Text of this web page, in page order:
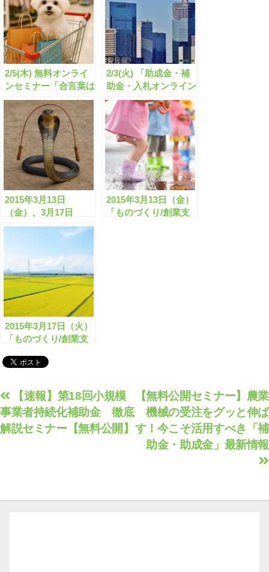
2/5(木) 無料オンライ
ンセミナー「合言葉は
助成金なう！」22分
放映始まる！
2/3(火) 「助成金・補
助金・入札オンライン
セミナー ～知らない
と損する【旬のクニモ
ノ】セミナー～」
2015年3月13日
（金）、3月17日
（火）、3月26日
（木）ものづくり/創
成金補助金セミナー
(東京会場/全国配信）
2015年3月13日（金）
「ものづくり/創業支
2015年3月17日（火）
「ものづくり/創業支
補助金セミナー」
投
稿
ナ
【無料公開セミナー】農業
機械の受注をグッと伸ば
す！今こそ活用すべき「補
助金・助成金」最新情報
【速報】第18回小規模
事業者持続化補助金 徹底
解説セミナー【無料公開】